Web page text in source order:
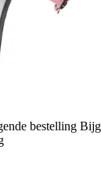
bestelling